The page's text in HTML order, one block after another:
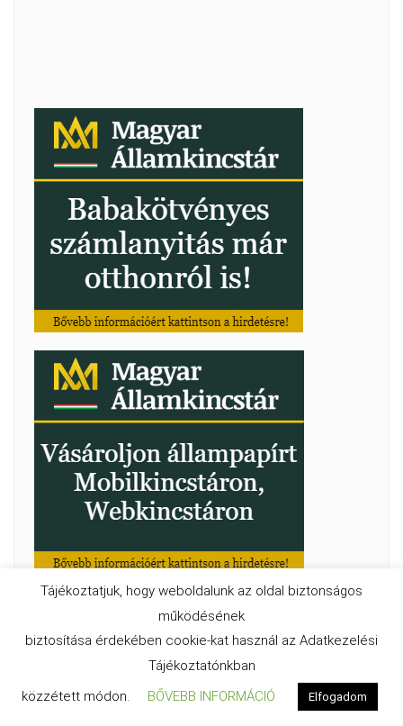
Tájékoztatjuk, hogy weboldalunk az oldal biztonságos
működésének
biztosítása érdekében cookie-kat használ az Adatkezelési
Tájékoztatónkban
közzétett módon.
BŐVEBB INFORMÁCIÓ Elfogadom